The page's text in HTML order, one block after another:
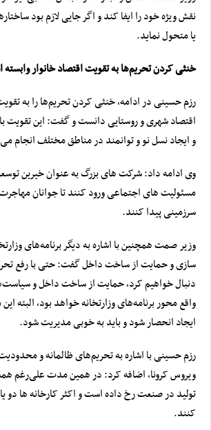
نقش ویژه خود را ایفا کند و اگر جایی لازم بود
یا متحول نماید.
خنثی کردن تحریم‌ها به تقویت اقتصاد خانوار
رزم حسینی در ادامه، خنثی کردن تحریم‌ها را به
اقتصاد شهری و روستایی دانست و گفت: این تقویت
و ایجاد نسل نو و توانمند در مناطق مختلف انجام
وی ادامه داد: شرکت های بزرگ به عنوان خیرین
مسئولیت های اجتماعی ورود کنند تا جوانان
سرزمینی پیدا کنند.
وزیرصمتهمچنین با اشاره به دیگر برنامه‌های
سازی و حمایت از ساخت داخل گفت: حتی بارفع
دنبال خواهیم کرد، حمایت از ساخت داخل و
واقع محور برنامه‌های وزارتخانه خواهد بود، البته
ایجاد انحصار شود و باید بهخوبیمدیریت شود.
رزم حسینی با اشاره به تحریم‌های ظالمانه و
ویروسکرونا، اضافه کرد: در همین مدت علی‌رغم
تولیددر صنعت رخ داده است و اکثر کارخانه ها دو
کنند.